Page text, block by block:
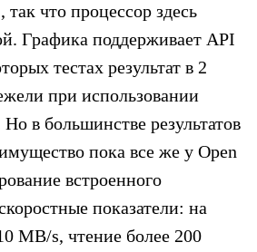
так что процессор здесь
Графика поддерживает API
тестах результат в 2
при использовании
в большинстве результатов
пока все же у Open
встроенного
показатели: на
MB/s, чтение более 200